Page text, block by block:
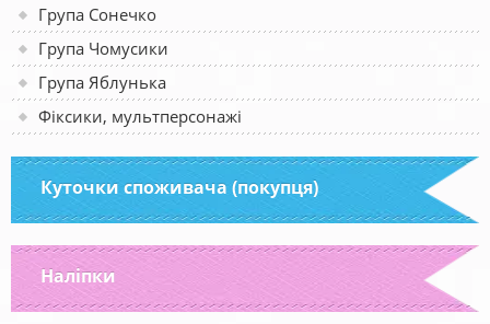
Група Сонечко
Група Чомусики
Група Яблунька
Фіксики, мультперсонажі
Куточки споживача (покупця)
Наліпки